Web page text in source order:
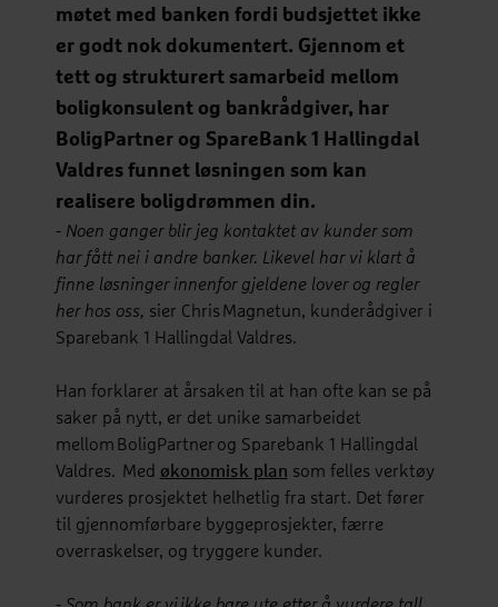
møtet med banken fordi budsjettet ikke
er godt nok dokumentert. Gjennom et
tett og strukturert samarbeid mellom
boligkonsulent og bankrådgiver, har
BoligPartner og SpareBank 1 Hallingdal
Valdres funnet løsningen som kan
realisere boligdrømmen din.
- Noen ganger blir jeg kontaktet av kunder som
har fått nei i andre banker. Likevel har vi klart å
finne løsninger innenfor gjeldene lover og regler
her hos oss, sier Chris Magnetun, kunderådgiver i
Sparebank 1 Hallingdal Valdres.
Han forklarer at årsaken til at han ofte kan se på
saker på nytt, er det unike samarbeidet
mellom BoligPartner og Sparebank 1 Hallingdal
Valdres. Med økonomisk plan som felles verktøy
vurderes prosjektet helhetlig fra start. Det fører
til gjennomførbare byggeprosjekter, færre
overraskelser, og tryggere kunder.